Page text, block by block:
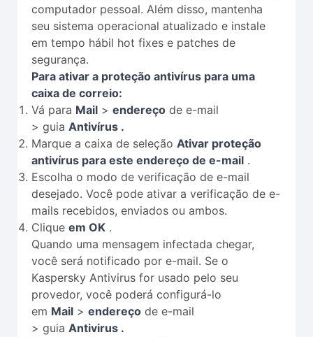
computador pessoal. Além disso, mantenha
seu sistema operacional atualizado e instale
em tempo hábil hot fixes e patches de
segurança.
Para ativar a proteção antivírus para uma
caixa de correio:
Vá para Mail > endereço de e-mail
> guia Antivírus .
Marque a caixa de seleção Ativar proteção
antivírus para este endereço de e-mail .
Escolha o modo de verificação de e-mail
desejado. Você pode ativar a verificação de e-
mails recebidos, enviados ou ambos.
Clique em OK .
Quando uma mensagem infectada chegar,
você será notificado por e-mail. Se o
Kaspersky Antivirus for usado pelo seu
provedor, você poderá configurá-lo
em Mail > endereço de e-mail
> guia Antivirus .